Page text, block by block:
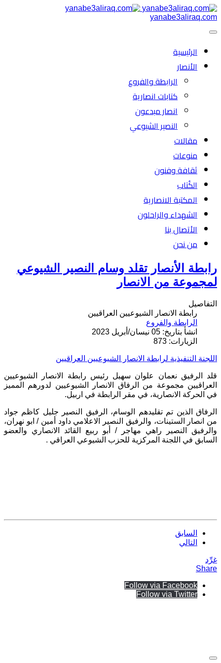
yanabe3aliraq.com
الرئیسية
الأنصار
الرابطة والفروع
كتابات انصارية
انصار مبدعون
النصیر الشیوعي
مقالات
منوعات
ثقافة وفنون
الكُتاب
المكتبة الانصارية
الشهداء والراحلون
الأتصال بنا
من نحن
رابطة الأنصار تقلد وسام النصير الشيوعي
لمجموعة من الانصار
التفاصيل
رابطة الانصار الشيوعيين العراقيين
الرابطة والفروع
انشأ بتاريخ: 05 نيسان/أبريل 2023
الزيارات: 873
اللجنة التنفيذية لرابطة الانصار الشيوعيين العراقيين
قلد الرفيق نعمان علوان سهيل رئيس رابطة الانصار الشيوعيين
العراقيين مجموعة من الرفاق الانصار الشيوعيين لدورهم المميز
في الحركة الانصارية، في مقر الرابطة في اربيل.
الرفاق الذين تم تقليدهم الوسام، الرفيق النصير جليل كاظم جواد
من انصار الستينات، والرفيق النصير الاعلامي داود أمين / ابو نهران،
والرفيق النصير راهي مهاجر / أبو ربيع القائد الانصاري والعضو
السابق في اللجنة المركزية للحزب الشيوعي العراقي .
السابق
التالي
غرِّد
Share
Follow via Facebook
Follow via Twitter